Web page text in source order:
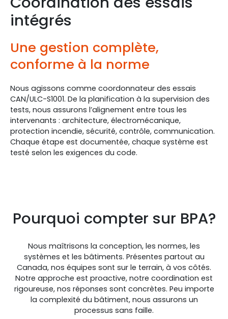
intégrés
Une gestion complète,
conforme à la norme
Nous agissons comme coordonnateur des essais
CAN/ULC-S1001. De la planification à la supervision des
tests, nous assurons l’alignement entre tous les
intervenants : architecture, électromécanique,
protection incendie, sécurité, contrôle, communication.
Chaque étape est documentée, chaque système est
testé selon les exigences du code.
Pourquoi compter sur BPA?
Nous maîtrisons la conception, les normes, les
systèmes et les bâtiments. Présentes partout au
Canada, nos équipes sont sur le terrain, à vos côtés.
Notre approche est proactive, notre coordination est
rigoureuse, nos réponses sont concrètes. Peu importe
la complexité du bâtiment, nous assurons un
processus sans faille.